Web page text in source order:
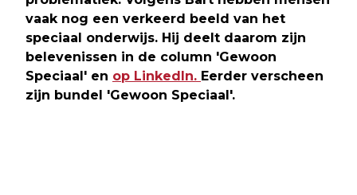
vaak nog een verkeerd beeld van het
speciaal onderwijs. Hij deelt daarom zijn
belevenissen in de column 'Gewoon
Speciaal' en op LinkedIn. Eerder verscheen
zijn bundel 'Gewoon Speciaal'.